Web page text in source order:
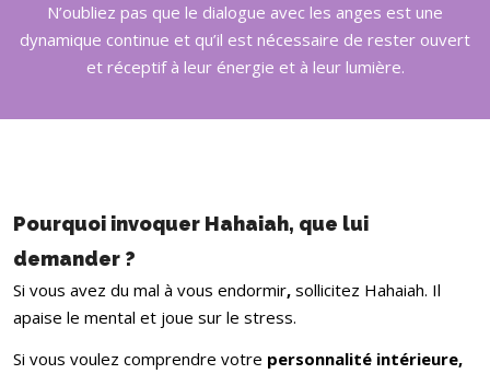
N’oubliez pas que le dialogue avec les anges est une
dynamique continue et qu’il est nécessaire de rester ouvert
et réceptif à leur énergie et à leur lumière.
Pourquoi invoquer Hahaiah, que lui
demander ?
Si vous avez du mal à vous endormir, sollicitez Hahaiah. Il
apaise le mental et joue sur le stress.
Si vous voulez comprendre votre personnalité intérieure,